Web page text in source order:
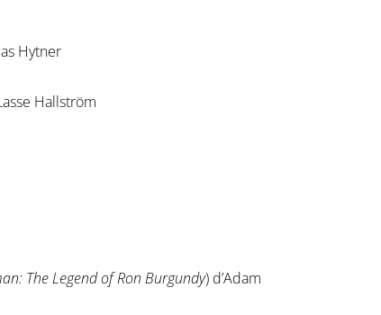
Hytner
Hallström
The Legend of Ron Burgundy) d’Adam